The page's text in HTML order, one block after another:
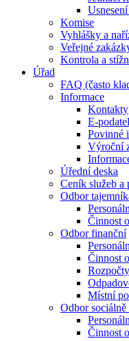
Komise
Vyhlášky a
Veřejné
Kontrola a
Úřad
FAQ (často
Informace
Kontakty
E-
Povinné
Výroční
Úřední deska
Ceník služeb a
Odbor
Činnost
Odbor finanční
Činnost
Rozpočty
Místní
Odbor sociálně
Činnost